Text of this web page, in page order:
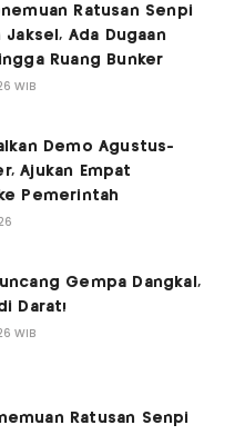
Ratusan Senpi
Jaksel, Ada Dugaan
Ruang Bunker
WIB
Demo Agustus-
Ajukan Empat
Pemerintah
Gempa Dangkal,
Darat!
WIB
Ratusan Senpi